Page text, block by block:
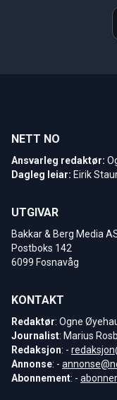
NETT NO
Ansvarleg redaktør:
Dagleg leiar: Eirik
UTGIVAR
Bakkar & Berg Media
Postboks 142
6099 Fosnavåg
KONTAKT
Redaktør: Ogne
Journalist: Marius
Redaksjon: -
Annonse: -
Abonnement: -